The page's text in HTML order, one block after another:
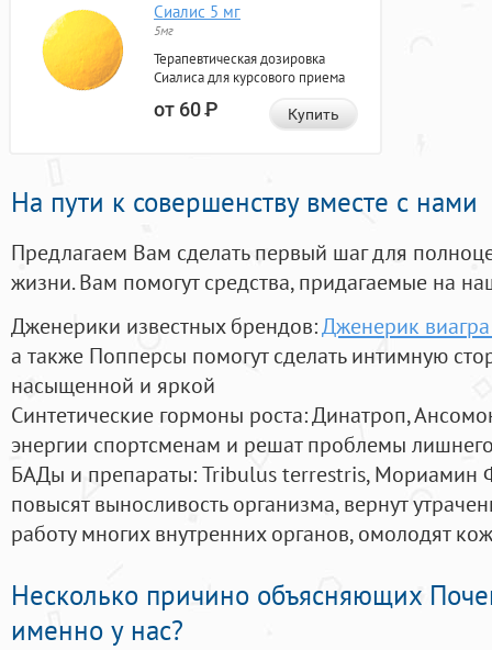
Сиалис 5 мг
5мг
Терапевтическая дозировка
Сиалиса для курсового приема
от 60Р Купить
На пути к совершенству вместе с нами
Предлагаем Вам сделать первый шаг для
жизни. Вам помогут средства, придагаемые на
Дженерики известных брендов:Дженерик
а также Попперсы помогут сделать интимную
насыщенной и яркой
Синтетические гормоны роста: Динатроп,
энергии спортсменам и решат проблемы
БАДы и препараты:Tribulus terrestris, Мориамин
повысят выносливость организма, вернут
работу многих внутренних органов, омолодят
Несколько причино объясняющих
именно у нас?